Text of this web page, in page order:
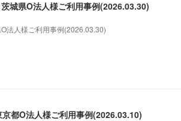
城県O法人様ご利用事例(2026.03.30)
法人様ご利用事例(2026.03.30)
都O法人様ご利用事例(2026.03.10)